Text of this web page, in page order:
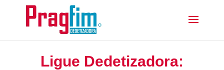
Ligue Dedetizadora: